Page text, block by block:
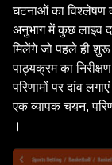
घटनाओं का विश्लेषण
अनुभाग में कुछ लाइव
मिलेंगे जो पहले ही
पाठ्यक्रम का
परिणामों पर दांव
एक व्यापक चयन,
।